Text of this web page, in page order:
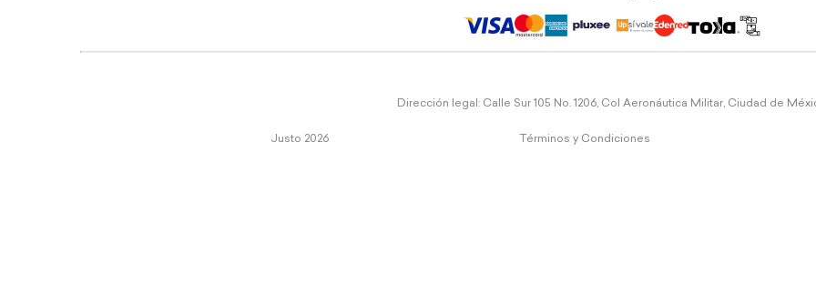
Dirección legal: Calle Sur 105 No. 1206, Col Aeronáutica Militar, Ciudad de
Justo 2026 Términos y Condiciones